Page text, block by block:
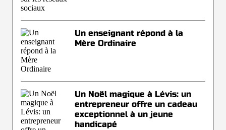
Un enseignant répond à la
Mère Ordinaire
Un Noël magique à Lévis: un
entrepreneur offre un cadeau
exceptionnel à un jeune
handicapé